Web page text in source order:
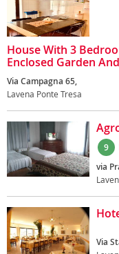
House With 3
Enclosed Garden
Via Campagna 65,
Lavena Ponte Tresa
9
via
Via